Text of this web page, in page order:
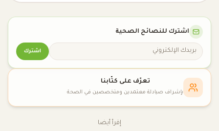
اشترك للنصائح الصحية
اشترك
تعرّف على كتّابنا
بإشراف صيادلة معتمدين ومتخصصين في الصحة
إقرأ أيضا